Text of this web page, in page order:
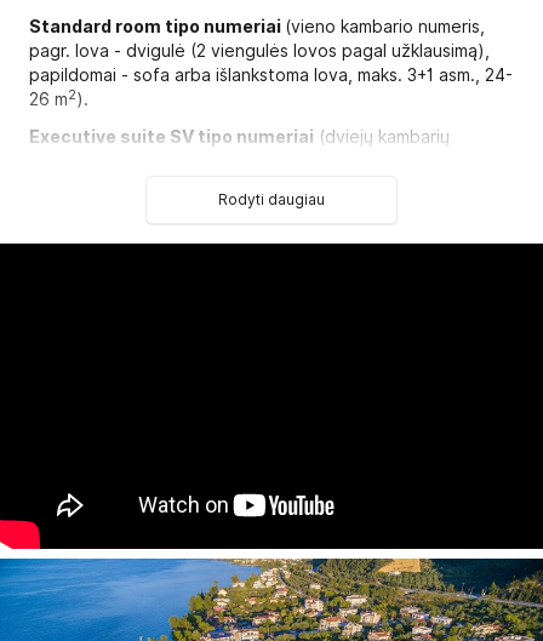
Standard room tipo numeriai (vieno kambario numeris,
pagr. lova - dvigulė (2 viengulės lovos pagal užklausimą),
papildomai - sofa arba išlankstoma lova, maks. 3+1 asm., 24-
26 m2).
Executive suite SV tipo numeriai (dviejų kambarių
Studio suite SV tipo numeriai(dviejų kambarių numeris su
Galima atsiskaityti kreditinėmis kortelėmis
Express, Visa, Mastercard, Diner's, Maestro
Bankomatas:apie 5 km
Apgyvendinimas su gyvūnais:įmanomas (iki 12 kg)
Rodyti daugiau